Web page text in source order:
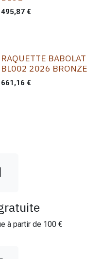
495,87€
RAQUETTE BABOLAT
BL002 2026 BRONZE
661,16 €
à partir de 100 €